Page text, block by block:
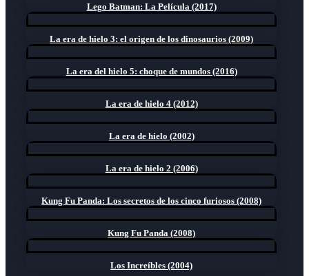
Lego Batman: La Película (2017)
La era de hielo 3: el origen de los dinosaurios (2009)
La era del hielo 5: choque de mundos (2016)
La era de hielo 4 (2012)
La era de hielo (2002)
La era de hielo 2 (2006)
Kung Fu Panda: Los secretos de los cinco furiosos (2008)
Kung Fu Panda (2008)
Los Increíbles (2004)